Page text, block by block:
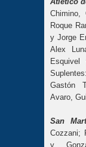
Chimino,
Roque
y Jorge
Alex
Gastón
Avaro,
San
Cozzani;
y